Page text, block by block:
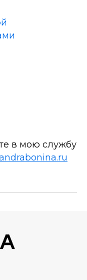
в мою службу